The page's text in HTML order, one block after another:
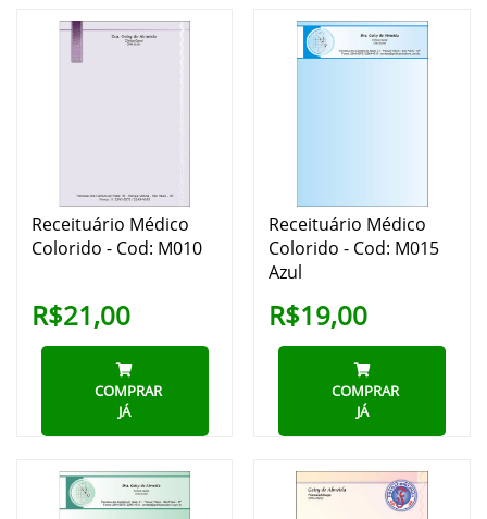
Receituário Médico
Colorido - Cod: M010
R$21,00
COMPRAR
JÁ
Receituário Médico
Colorido - Cod: M015
Azul
R$19,00
COMPRAR
JÁ